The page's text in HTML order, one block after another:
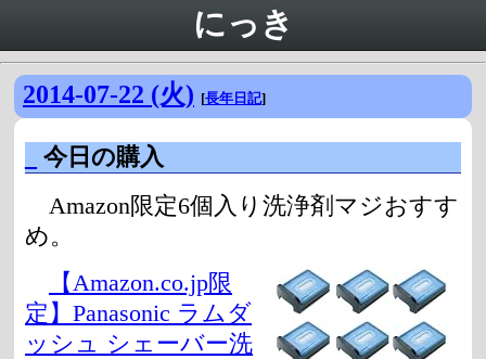
にっき
2014-07-22 (火) [長年日記]
今日の購入
Amazon限定6個入り洗浄剤マジおすす
め。
【Amazon.co.jp限
定】Panasonic ラムダ
ッシュ シェーバー洗